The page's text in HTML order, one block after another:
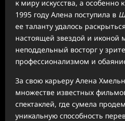
к миру искусства, а особенно
1995 году Алена поступила в
ее таланту удалось
настоящей звездой и иконой
неподдельный восторг у
профессионализмом и
За свою карьеру Алена
множестве известных
спектаклей, где сумела
уникальную способность